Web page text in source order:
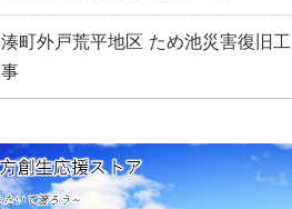
湊町外戸荒平地区 ため池災害復旧工
事